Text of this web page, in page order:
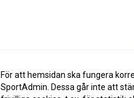
För att hemsidan ska fungera
SportAdmin. Dessa går inte att